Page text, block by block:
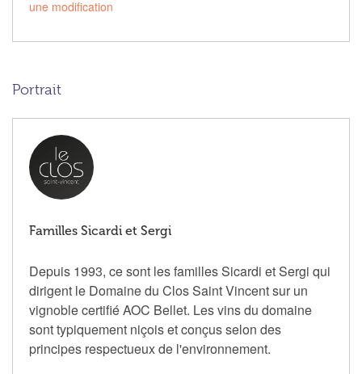
une modification
Portrait
Familles Sicardi et Sergi
Depuis 1993, ce sont les familles Sicardi et Sergi qui
dirigent le Domaine du Clos Saint Vincent sur un
vignoble certifié AOC Bellet. Les vins du domaine
sont typiquement niçois et conçus selon des
principes respectueux de l'environnement.